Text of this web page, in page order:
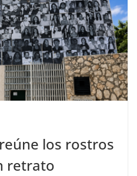
los rostros
retrato